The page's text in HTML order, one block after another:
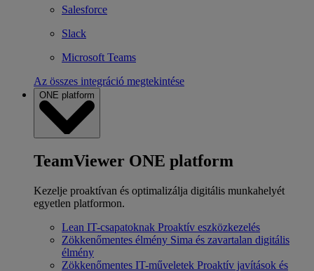
Salesforce
Slack
Microsoft Teams
Az összes integráció megtekintése
ONE platform
TeamViewer ONE platform
Kezelje proaktívan és optimalizálja digitális munkahelyét
egyetlen platformon.
Lean IT-csapatoknak Proaktív eszközkezelés
Zökkenőmentes élmény Sima és zavartalan digitális
élmény
Zökkenőmentes IT-műveletek Proaktív javítások és